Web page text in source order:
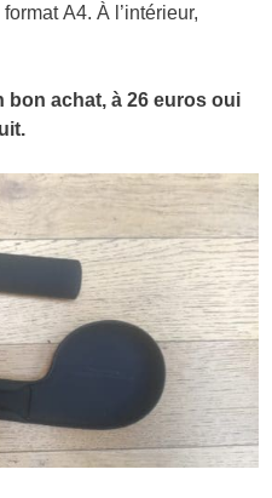
A4. À l’intérieur,
bon achat, à 26 euros oui